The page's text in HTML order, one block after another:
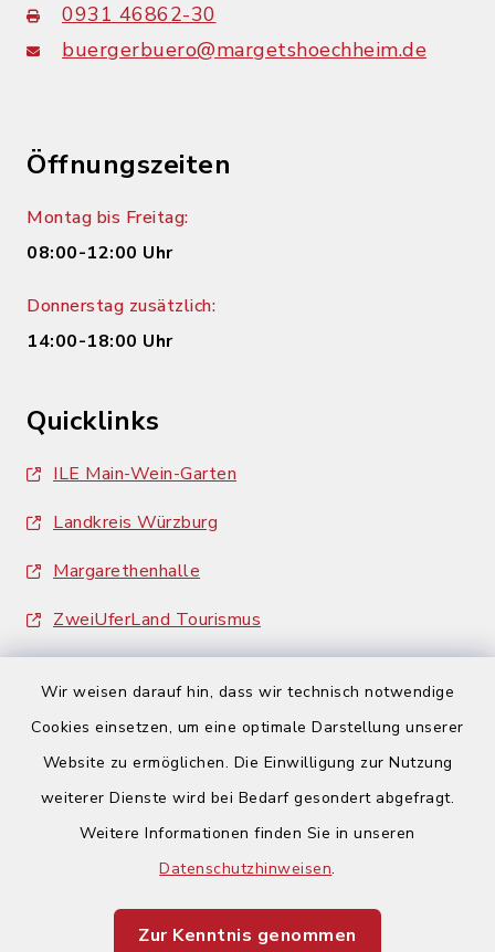
Wir weisen darauf hin, dass wir technisch notwendige
Cookies einsetzen, um eine optimale Darstellung unserer
Website zu ermöglichen. Die Einwilligung zur Nutzung
weiterer Dienste wird bei Bedarf gesondert abgefragt.
Weitere Informationen finden Sie in unseren
Datenschutzhinweisen.
Zur Kenntnis genommen
0931 46862-30
buergerbuero@margetshoechheim.de
Öffnungszeiten
Montag bis Freitag:
08:00-12:00 Uhr
Donnerstag zusätzlich:
14:00-18:00 Uhr
Quicklinks
ILE Main-Wein-Garten
Landkreis Würzburg
Margarethenhalle
ZweiUferLand Tourismus
Barrierefreiheit